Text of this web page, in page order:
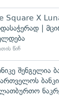
Square X
|
წინ
შენგელია